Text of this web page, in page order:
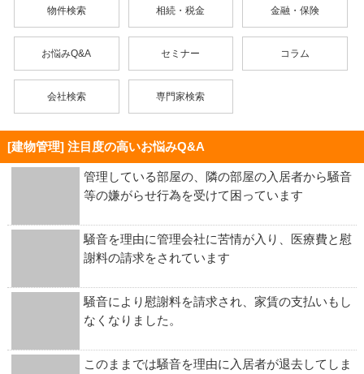
物件検索 相続・税金 金融・保険
お悩みQ&A セミナー コラム
会社検索 専門家検索
[建物管理] 注目度の高いお悩みQ&A
管理している部屋の、隣の部屋の入居者から騒音
等の嫌がらせ行為を受けて困っています
騒音を理由に管理会社に苦情が入り、医療費と慰
謝料の請求をされています
騒音により慰謝料を請求され、家賃の支払いもし
なくなりました。
このままでは騒音を理由に入居者が退去してしま